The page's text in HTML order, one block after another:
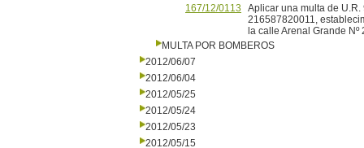
167/12/0113
Aplicar una multa de U.R.
216587820011,
la calle Arenal Grande Nº
MULTA POR BOMBEROS
2012/06/07
2012/06/04
2012/05/25
2012/05/24
2012/05/23
2012/05/15